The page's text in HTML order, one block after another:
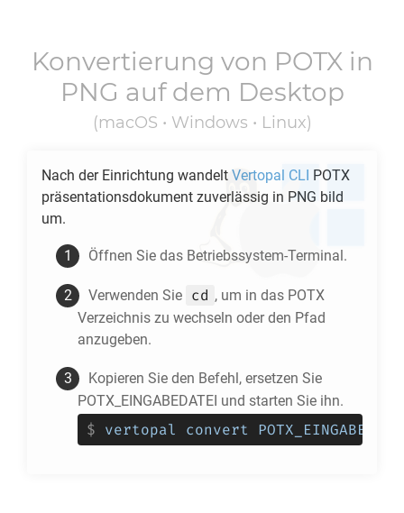
Konvertierung von POTXin
PNG auf dem Desktop
(macOS • Windows • Linux)
Nach der Einrichtung wandelt Vertopal CLI POTX
präsentationsdokument zuverlässig in PNG bild
um.
Öffnen Sie das Betriebssystem-Terminal.
Verwenden Sie cd , um in das POTX
Verzeichnis zu wechseln oder den Pfad
anzugeben.
Kopieren Sie den Befehl, ersetzen Sie
POTX_EINGABEDATEI und starten Sie ihn.
$ vertopal convert